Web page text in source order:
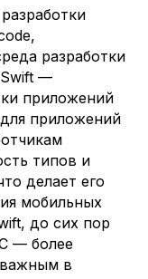
разработки
Swift —
приложений
приложений
типов и
делает его
мобильных
до сих пор
— более
важным в